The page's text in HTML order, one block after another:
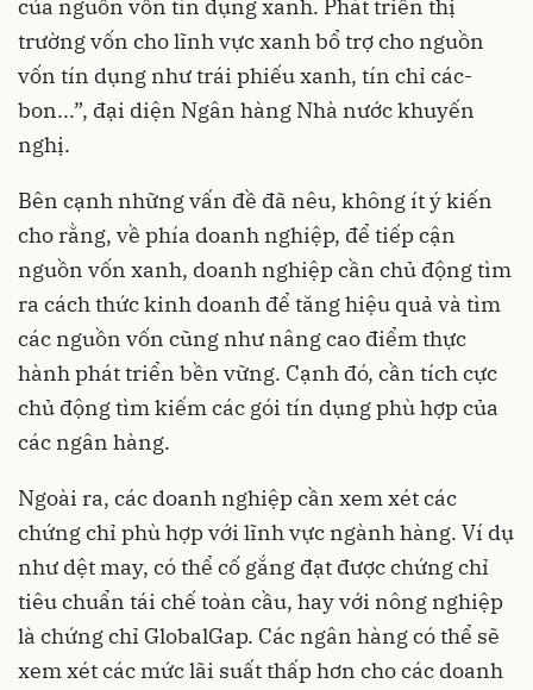
của nguồn vốn tín dụng xanh. Phát triển thị
trường vốn cho lĩnh vực xanh bổ trợ cho nguồn
vốn tín dụng như trái phiếu xanh, tín chỉ các-
bon...”, đại diện Ngân hàng Nhà nước khuyến
nghị.
Bên cạnh những vấn đề đã nêu, không ít ý kiến
cho rằng, về phía doanh nghiệp, để tiếp cận
nguồn vốn xanh, doanh nghiệp cần chủ động tìm
ra cách thức kinh doanh để tăng hiệu quả và tìm
các nguồn vốn cũng như nâng cao điểm thực
hành phát triển bền vững. Cạnh đó, cần tích cực
chủ động tìm kiếm các gói tín dụng phù hợp của
các ngân hàng.
Ngoài ra, các doanh nghiệp cần xem xét các
chứng chỉ phù hợp với lĩnh vực ngành hàng. Ví dụ
như dệt may, có thể cố gắng đạt được chứng chỉ
tiêu chuẩn tái chế toàn cầu, hay với nông nghiệp
là chứng chỉ GlobalGap. Các ngân hàng có thể sẽ
xem xét các mức lãi suất thấp hơn cho các doanh